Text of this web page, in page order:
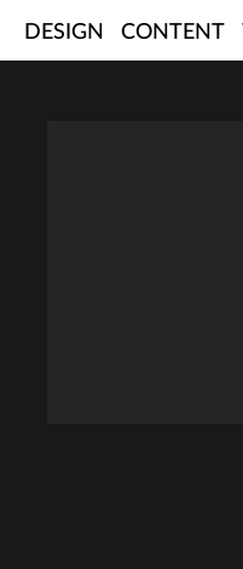
DESIGN CONTENT